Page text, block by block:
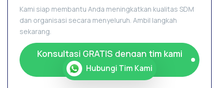
Hubungi Tim Kami
Kami siap membantu Anda meningkatkan kualitas SDM
dan organisasi secara menyeluruh. Ambil langkah
sekarang.
Konsultasi GRATIS dengan tim kami
sekarang!